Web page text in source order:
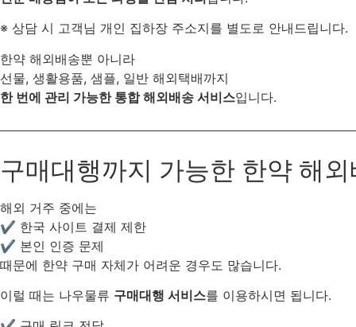
※ 상담 시 고객님 개인 집하장 주소지를 별도로 안내드립니다.
한약 해외배송뿐 아니라
선물, 생활용품, 샘플, 일반 해외택배까지
한 번에 관리 가능한 통합 해외배송 서비스입니다.
구매대행까지 가능한 한약 해
해외 거주 중에는
✔ 한국 사이트 결제 제한
✔ 본인 인증 문제
때문에 한약 구매 자체가 어려운 경우도 많습니다.
이럴 때는 나우물류 구매대행 서비스를 이용하시면 됩니다.